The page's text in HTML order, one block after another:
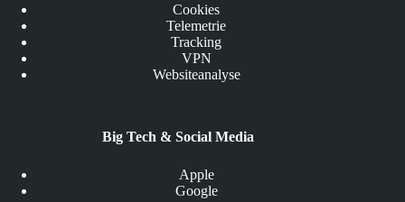
Cookies
Telemetrie
Tracking
VPN
Websiteanalyse
Big Tech & Social Media
Apple
Google